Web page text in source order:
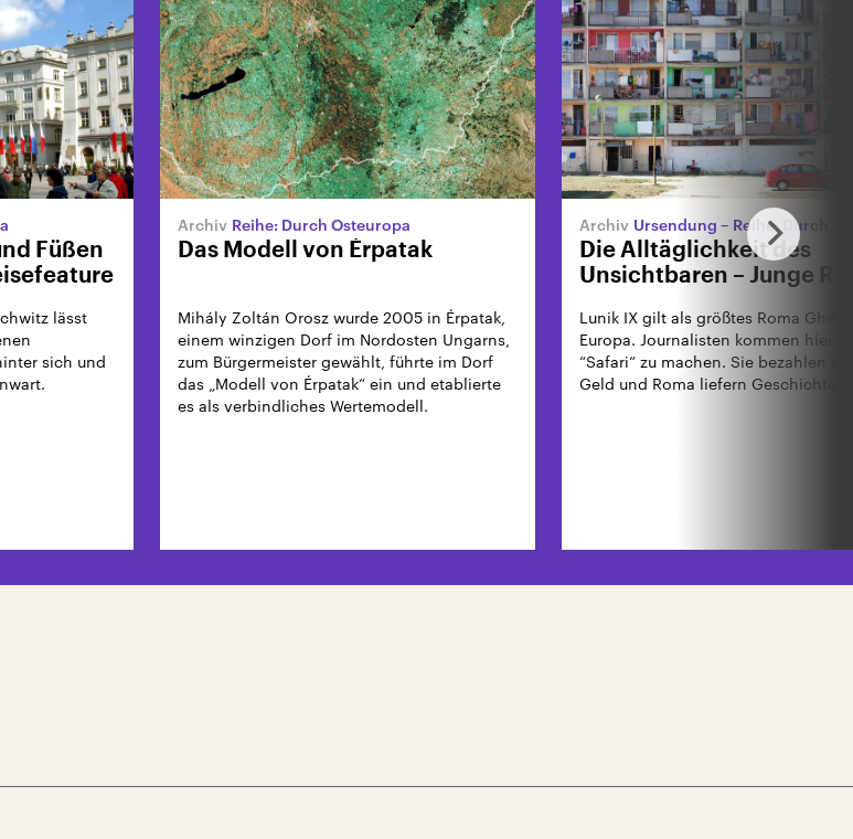
Füßen
lässt
sich und
Reihe: Durch Osteuropa
Das Modell von Érpatak
Mihály Zoltán Orosz wurde 2005 in Érpatak,
einem winzigen Dorf im Nordosten Ungarns,
zum Bürgermeister gewählt, führte im Dorf
das „Modell von Érpatak“ ein und etablierte
es als verbindliches Wertemodell.
Ursendung – Reihe: Durch
Die Alltäglichkeit des
Unsichtbaren – Junge
Lunik IX gilt als größtes Roma
Europa. Journalisten kommen
“Safari“ zu machen. Sie bezahlen
Geld und Roma liefern Geschichten.